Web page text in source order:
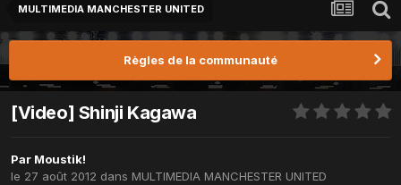
MULTIMEDIA MANCHESTER UNITED
Règles de la communauté
[Video] Shinji Kagawa
Par Moustik!
le 27 août 2012 dans MULTIMEDIA MANCHESTER UNITED